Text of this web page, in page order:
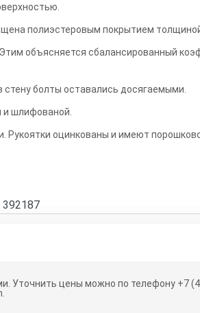
полиэстеровым покрытием
объясняется сбалансированный
болты оставались досягаемыми.
и шлифованой.
Рукоятки оцинкованы и имеют
392187
Уточнить цены можно по телефону +7